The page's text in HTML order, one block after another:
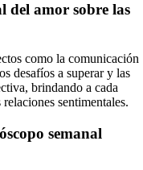
del amor sobre las
como la comunicación
desafíos a superar y las
brindando a cada
sentimentales.
semanal